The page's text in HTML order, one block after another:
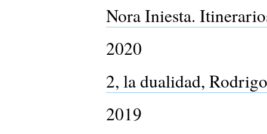
Nora Iniesta.
2020
2, la dualidad,
2019